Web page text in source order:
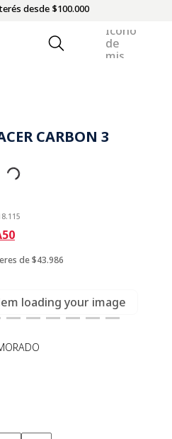
desde $100.000
CARBON 3
de $43.986
loading your image